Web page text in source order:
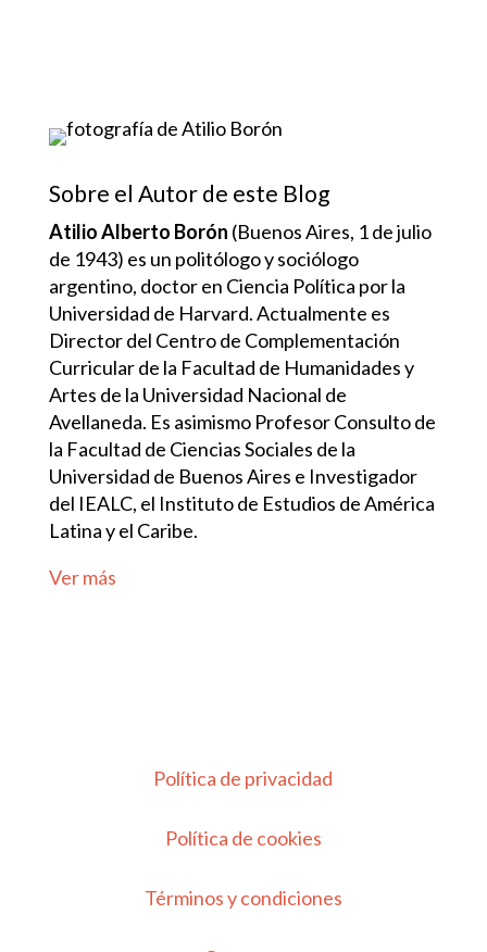
Sobre el Autor de este Blog
Atilio Alberto Borón (Buenos Aires, 1 de julio
de 1943) es un politólogo y sociólogo
argentino, doctor en Ciencia Política por la
Universidad de Harvard. Actualmente es
Director del Centro de Complementación
Curricular de la Facultad de Humanidades y
Artes de la Universidad Nacional de
Avellaneda. Es asimismo Profesor Consulto de
la Facultad de Ciencias Sociales de la
Universidad de Buenos Aires e Investigador
del IEALC, el Instituto de Estudios de América
Latina y el Caribe.
Ver más
Política de privacidad
Política de cookies
Términos y condiciones